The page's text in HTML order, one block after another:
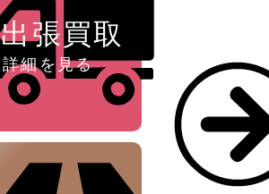
出張買取
詳細を見る